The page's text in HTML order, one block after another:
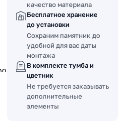
качество материала
Бесплатное хранение
до установки
Сохраним памятник до
удобной для вас даты
монтажа
В комплекте тумба и
цветник
Не требуется заказывать
дополнительные
элементы